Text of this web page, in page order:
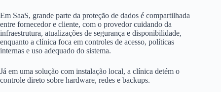
Em SaaS, grande parte da proteção de dados é compartilhada
entre fornecedor e cliente, com o provedor cuidando da
infraestrutura, atualizações de segurança e disponibilidade,
enquanto a clínica foca em controles de acesso, políticas
internas e uso adequado do sistema.
Já em uma solução com instalação local, a clínica detém o
controle direto sobre hardware, redes e backups.